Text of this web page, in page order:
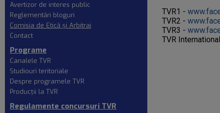
Avertizor de interes public
Reglementări bloguri
Comisia de Etică şi Arbitraj
Contact
Programe
Canalele TVR
Studiouri teritoriale
Despre programele TVR
Producţii la TVR
Regulamente concursuri TVR
TVR1 -
TVR2 -
TVR3 -
TVR